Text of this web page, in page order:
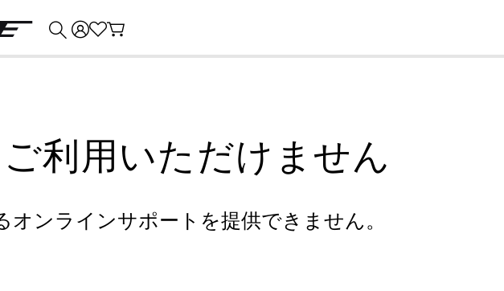
利用いただけません
ンラインサポートを提供できません。